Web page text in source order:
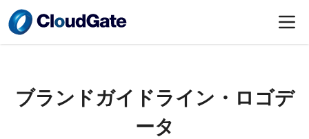
ブランドガイドライン・ロゴデ
ータ